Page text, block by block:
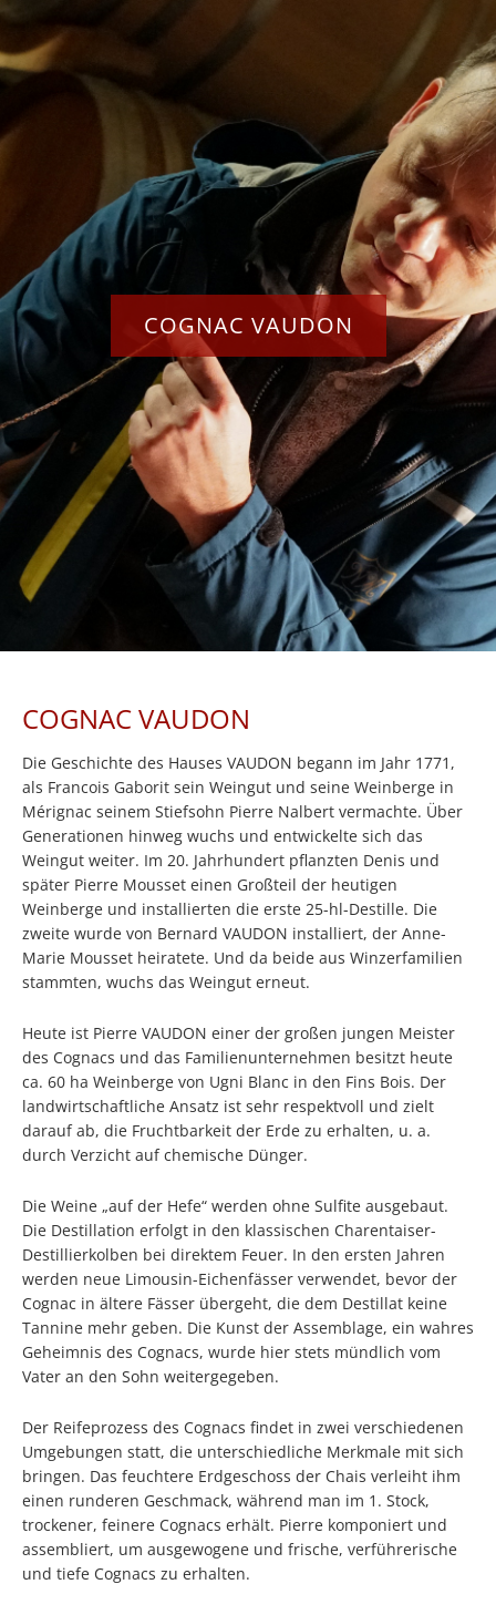
COGNAC VAUDON
COGNAC VAUDON
Die Geschichte des Hauses VAUDON begann im Jahr 1771,
als Francois Gaborit sein Weingut und seine Weinberge in
Mérignac seinem Stiefsohn Pierre Nalbert vermachte. Über
Generationen hinweg wuchs und entwickelte sich das
Weingut weiter. Im 20. Jahrhundert pflanzten Denis und
später Pierre Mousset einen Großteil der heutigen
Weinberge und installierten die erste 25-hl-Destille. Die
zweite wurde von Bernard VAUDON installiert, der Anne-
Marie Mousset heiratete. Und da beide aus Winzerfamilien
stammten, wuchs das Weingut erneut.
Heute ist Pierre VAUDON einer der großen jungen Meister
des Cognacs und das Familienunternehmen besitzt heute
ca. 60 ha Weinberge von Ugni Blanc in den Fins Bois. Der
landwirtschaftliche Ansatz ist sehr respektvoll und zielt
darauf ab, die Fruchtbarkeit der Erde zu erhalten, u. a.
durch Verzicht auf chemische Dünger.
Die Weine „auf der Hefe“ werden ohne Sulfite ausgebaut.
Die Destillation erfolgt in den klassischen Charentaiser-
Destillierkolben bei direktem Feuer. In den ersten Jahren
werden neue Limousin-Eichenfässer verwendet, bevor der
Cognac in ältere Fässer übergeht, die dem Destillat keine
Tannine mehr geben. Die Kunst der Assemblage, ein wahres
Geheimnis des Cognacs, wurde hier stets mündlich vom
Vater an den Sohn weitergegeben.
Der Reifeprozess des Cognacs findet in zwei verschiedenen
Umgebungen statt, die unterschiedliche Merkmale mit sich
bringen. Das feuchtere Erdgeschoss der Chais verleiht ihm
einen runderen Geschmack, während man im 1. Stock,
trockener, feinere Cognacs erhält. Pierre komponiert und
assembliert, um ausgewogene und frische, verführerische
und tiefe Cognacs zu erhalten.